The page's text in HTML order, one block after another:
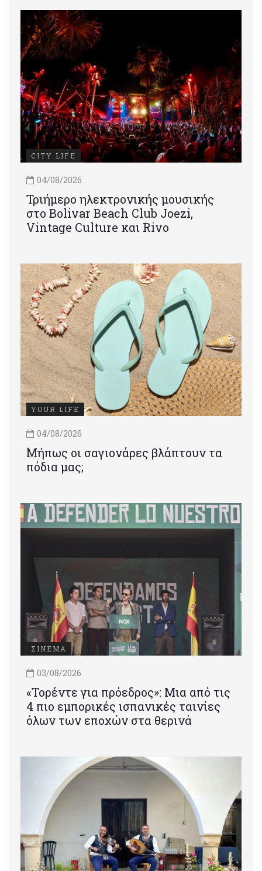
CITY LIFE
04/08/2026
Τριήμερο ηλεκτρονικής μουσικής
στο Bolivar Beach Club Joezi,
Vintage Culture και Rivo
YOUR LIFE
04/08/2026
Μήπως οι σαγιονάρες βλάπτουν τα
πόδια μας;
ΣΙΝΕΜΑ
03/08/2026
«Τορέντε για πρόεδρος»: Mια από τις
4 πιο εμπορικές ισπανικές ταινίες
όλων των εποχών στα θερινά